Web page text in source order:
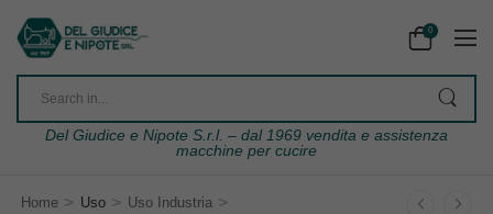
0
Del Giudice e Nipote S.r.l. – dal 1969 vendita e assistenza
macchine per cucire
Home > Uso > Uso Industria >